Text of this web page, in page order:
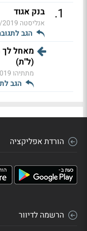
1
. בנק אגוד
אנליסטה 16:05
הגב
מאחל לך
(ל"ת)
מתתיהו
הגב
הורדת אפליקציה
הרשמה לדיוור